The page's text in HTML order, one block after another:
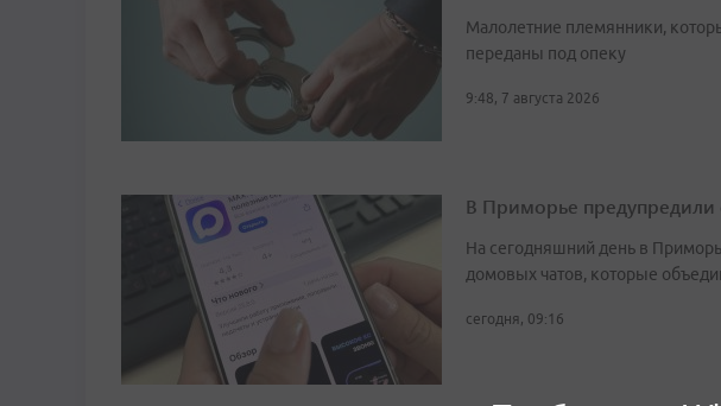
Малолетние племянники,
переданы под опеку
9:48, 7 августа 2026
В Приморье
На сегодняшний день в
домовых чатов, которые
сегодня, 09:16